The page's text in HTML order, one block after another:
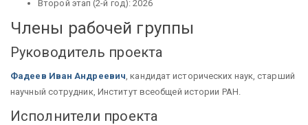
Второй этап (2-й год): 2026
Члены рабочей группы
Руководитель проекта
Фадеев Иван Андреевич , кандидат исторических наук, старший
научный сотрудник, Институт всеобщей истории РАН.
Исполнители проекта